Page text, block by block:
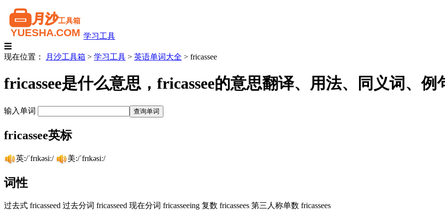
学习工具
☰
现在位置：
月沙工具箱 > 学习工具 > 英语单词大全 > fricassee
fricassee是什么意思，fricassee的意思翻译、用法、同义词、例
输入单词
fricassee英标
英:/ˈfrɪkəsiː/ 美:/ˈfrɪkəsiː/
词性
过去式 fricasseed 过去分词 fricasseed 现在分词 fricasseeing 复数 fricassees 第三人称单数 fricassees